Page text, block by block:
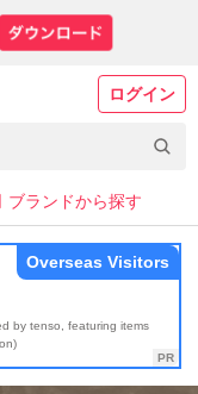
ログイン
ブランドから探す
by tenso, featuring items
Overseas Visitors